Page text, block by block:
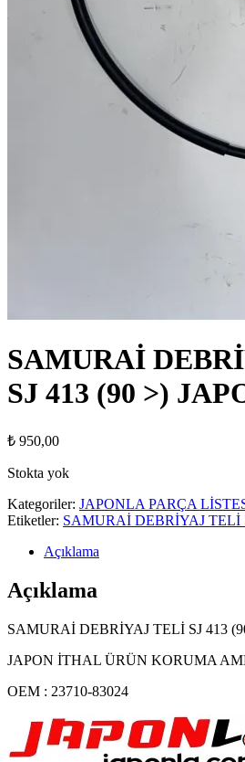
SAMURAİ
SJ 413 (90 >)
₺ 950,00
Stokta yok
Kategoriler: JAPONLA PARÇA
Etiketler: SAMURAİ DEBRİYAJ TELİ
Açıklama
Açıklama
SAMURAİ DEBRİYAJ TELİ SJ 413
JAPON İTHAL ÜRÜN KORUMA
OEM : 23710-83024